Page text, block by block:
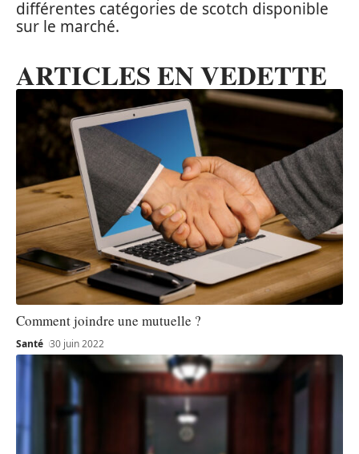
différentes catégories de scotch disponible
sur le marché.
ARTICLES EN VEDETTE
Comment joindre une mutuelle ?
Santé 30 juin 2022